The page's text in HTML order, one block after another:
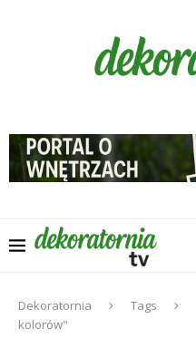
Dekoratornia Tags
kolorów"